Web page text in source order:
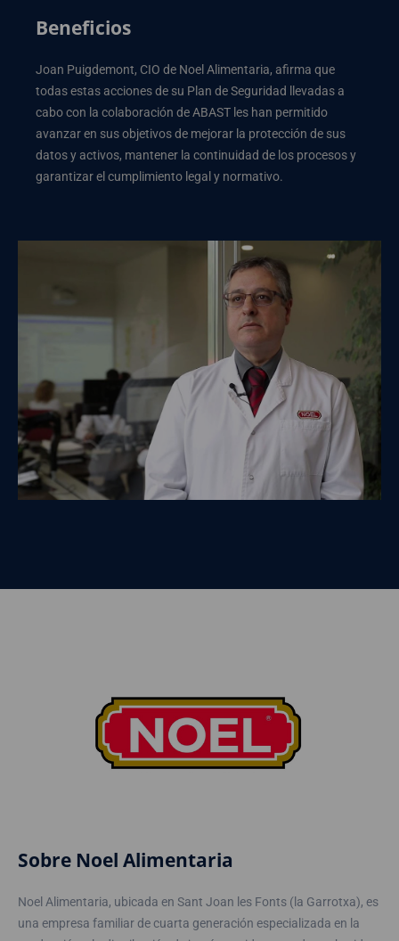
Beneficios
Joan Puigdemont, CIO de Noel Alimentaria, afirma que
todas estas acciones de su Plan de Seguridad llevadas a
cabo con la colaboración de ABAST les han permitido
avanzar en sus objetivos de mejorar la protección de sus
datos y activos, mantener la continuidad de los procesos y
garantizar el cumplimiento legal y normativo.
Sobre Noel Alimentaria
Noel Alimentaria, ubicada en Sant Joan les Fonts (la Garrotxa), es
una empresa familiar de cuarta generación especializada en la